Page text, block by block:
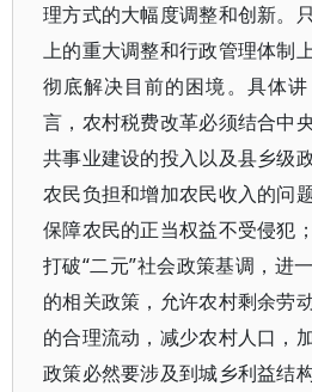
理方式的大幅度调整和创新。
上的重大调整和行政管理体制
彻底解决目前的困境。具体
言，农村税费改革必须结合中
共事业建设的投入以及县乡级
农民负担和增加农民收入的问
保障农民的正当权益不受侵犯
打破“二元”社会政策基调，进
的相关政策，允许农村剩余劳
的合理流动，减少农村人口，
政策必然要涉及到城乡利益结